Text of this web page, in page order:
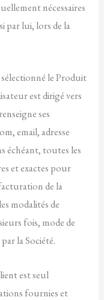
nécessaires
par lui, lors de la
le Produit
est dirigé vers
ses
email, adresse
échéant, toutes les
et exactes pour
de la
modalités de
fois, mode de
la Société.
est seul
fournies et